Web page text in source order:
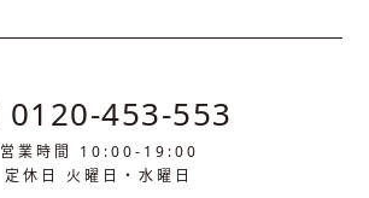
0120-453-553
営業時間 10:00-19:00
定休日 火曜日・水曜日